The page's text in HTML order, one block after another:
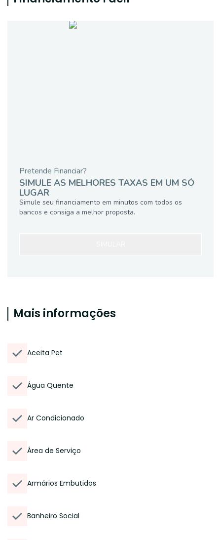
Pretende Financiar?
SIMULE AS MELHORES TAXAS EM UM SÓ
LUGAR
Simule seu financiamento em minutos com todos os
bancos e consiga a melhor proposta.
Mais informações
Aceita Pet
Água Quente
Ar Condicionado
Área de Serviço
Armários Embutidos
Banheiro Social